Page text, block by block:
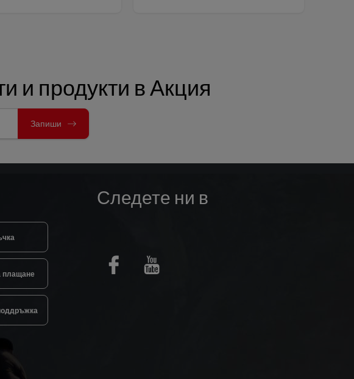
и продукти в Акция
Запиши
плащане
Следете ни в
FacebookYoutube